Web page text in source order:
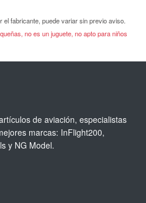
el fabricante, puede variar sin previo aviso.
no es un juguete, no apto para niños
de aviación, especialistas
marcas: InFlight200,
y NG Model.